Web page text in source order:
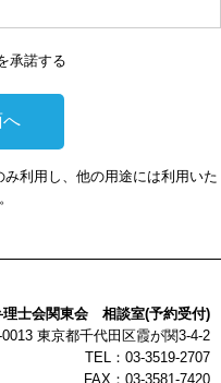
なりますので、詳細は特許事
利用して実施します。WEB会
不利益または損害に対して、
の点あらかじめご了承くださ
を受けることができません。
承諾する
利用し、他の用途には利用いた
理士会関東会 相談室(予約受付)
東京都千代田区霞が関3-4-2
TEL：03-3519-2707
FAX：03-3581-7420